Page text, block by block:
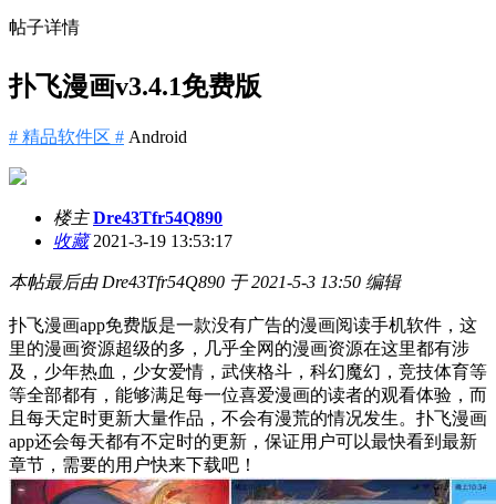
帖子详情
扑飞漫画v3.4.1免费版
# 精品软件区 # Android
楼主 Dre43Tfr54Q890
收藏2021-3-19 13:53:17
本帖最后由 Dre43Tfr54Q890 于 2021-5-3 13:50 编辑
扑飞漫画app免费版是一款没有广告的漫画阅读手机软件，这
里的漫画资源超级的多，几乎全网的漫画资源在这里都有涉
及，少年热血，少女爱情，武侠格斗，科幻魔幻，竞技体育等
等全部都有，能够满足每一位喜爱漫画的读者的观看体验，而
且每天定时更新大量作品，不会有漫荒的情况发生。扑飞漫画
app还会每天都有不定时的更新，保证用户可以最快看到最新
章节，需要的用户快来下载吧！